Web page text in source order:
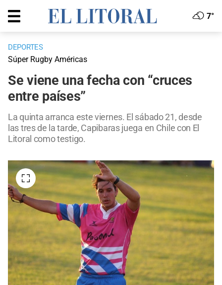
7°
DEPORTES
Súper Rugby Américas
Se viene una fecha con “cruces
entre países”
La quinta arranca este viernes. El sábado 21, desde
las tres de la tarde, Capibaras juega en Chile con El
Litoral como testigo.